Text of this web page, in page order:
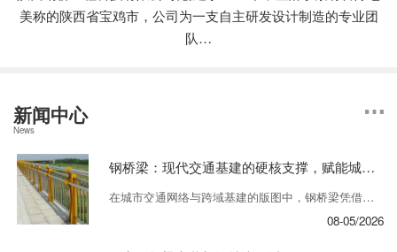
美称的陕西省宝鸡市，公司为一支自主研发设计制造的专业团
队…
新闻中心
News
钢桥梁：现代交通基建的硬核支撑，赋能城市跨域发展
在城市交通网络与跨域基建的版图中，钢桥梁凭借轻量化、高强度、快装配的核心优势，成为跨越江河、衔接路网、串联城市的关键载体。从跨江大桥的恢弘气势，到城市高架的便捷通行，再到工业园区的专用通道，钢桥梁以硬核性能适配多元场景，成为现代基建领域不可或缺的核心构件，更在绿色建造、 施工的行业趋势下，持续焕发新活力。 ...
08-05/2026